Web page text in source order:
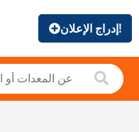
إدراج الإعلان!